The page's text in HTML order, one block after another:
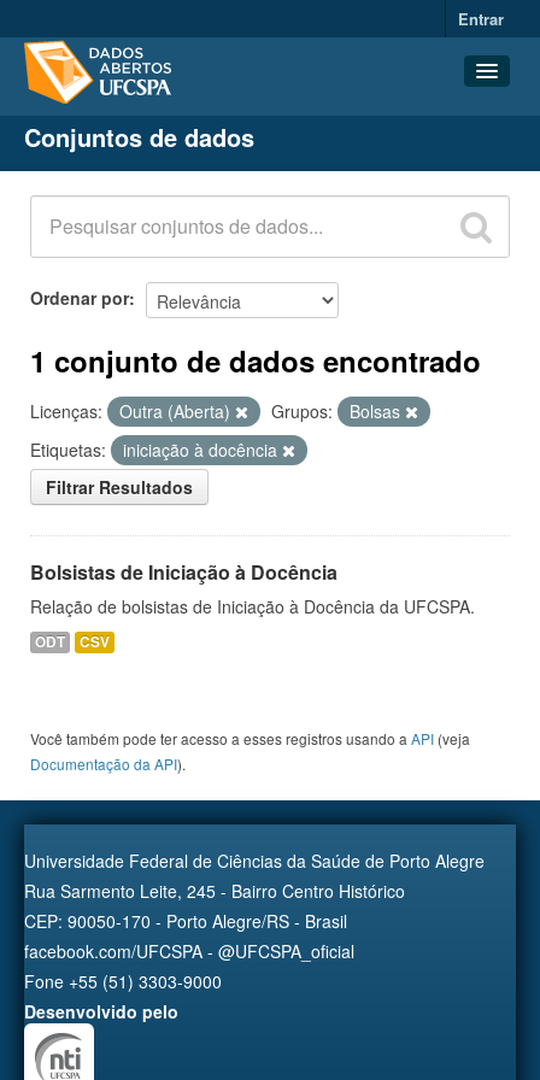
Entrar
Conjuntos de dados
Organizações
Grupos
Sobre
Conjuntos de dados
Ordenar por
1 conjunto de dados encontrado
Licenças: Outra (Aberta) Grupos:
Bolsas
Etiquetas:
iniciação à docência
Filtrar Resultados
Bolsistas de Iniciação à Docência
Relação de bolsistas de Iniciação à Docência da UFCSPA.
ODT CSV
Você também pode ter acesso a esses registros usando a API (veja
Documentação da API).
Universidade Federal de Ciências da Saúde de Porto Alegre
Rua Sarmento Leite, 245 - Bairro Centro Histórico
CEP: 90050-170 - Porto Alegre/RS - Brasil
facebook.com/UFCSPA - @UFCSPA_oficial
Fone +55 (51) 3303-9000
Desenvolvido pelo